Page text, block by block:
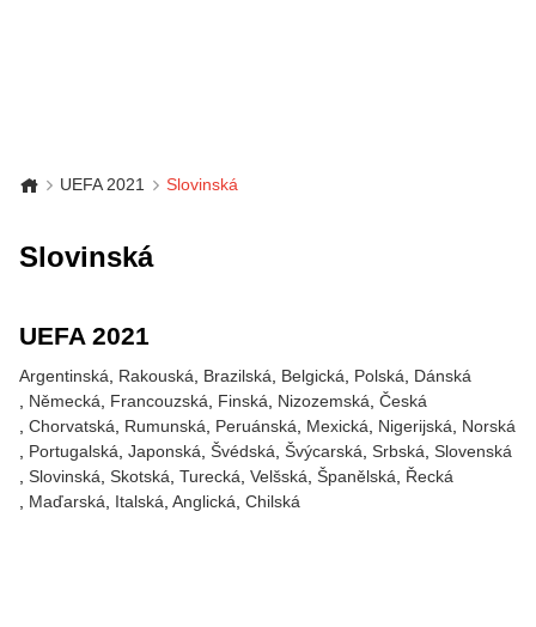
UEFA 2021 Slovinská
Slovinská
UEFA 2021
Argentinská Rakouská Brazilská Belgická Polská
Dánská
Německá
Francouzská Finská Nizozemská Česká
Chorvatská
Rumunská Peruánská Mexická Nigerijská
Norská
Portugalská Japonská Švédská Švýcarská Srbská Slovenská
Slovinská Skotská Turecká Velšská Španělská
Řecká
Maďarská
Italská Anglická Chilská